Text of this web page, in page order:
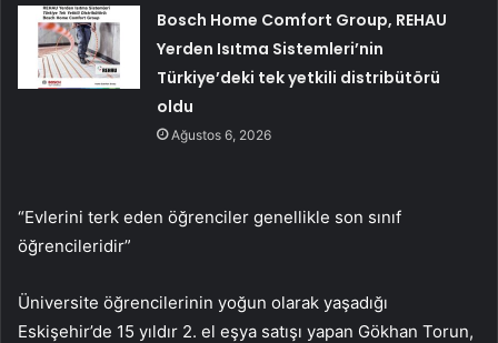
Bosch Home Comfort Group, REHAU
Yerden Isıtma Sistemleri’nin
Türkiye’deki tek yetkili distribütörü
oldu
Ağustos 6, 2026
“Evlerini terk eden öğrenciler genellikle son sınıf
öğrencileridir”
Üniversite öğrencilerinin yoğun olarak yaşadığı
Eskişehir’de 15 yıldır 2. el eşya satışı yapan Gökhan Torun,